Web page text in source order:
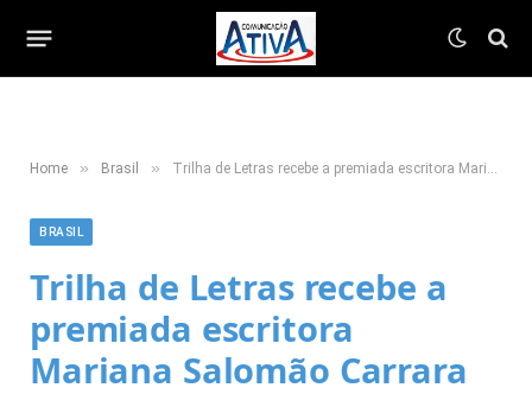
Home » Brasil » Trilha de Letras recebe a premiada escritora Mariana Salomão Carrara
BRASIL
Trilha de Letras recebe a
premiada escritora
Mariana Salomão Carrara